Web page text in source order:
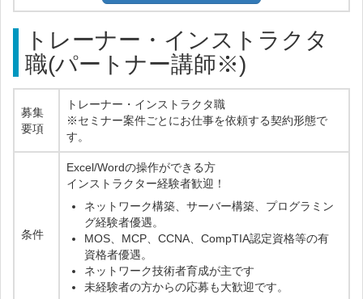
トレーナー・インストラクタ
職(パートナー講師※)
募集
要項
トレーナー・インストラクタ職
※セミナー案件ごとにお仕事を依頼する契約形態で
す。
条件
Excel/Wordの操作ができる方
インストラクター経験者歓迎！
ネットワーク構築、サーバー構築、プログラミン
グ経験者優遇。
MOS、MCP、CCNA、CompTIA認定資格等の有
資格者優遇。
ネットワーク技術者育成が主です
未経験者の方からの応募も大歓迎です。